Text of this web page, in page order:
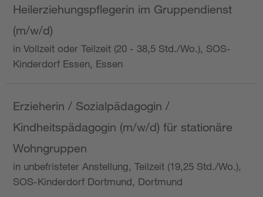
Heilerziehungspflegerin im Gruppendienst
(m/w/d)
in Vollzeit oder Teilzeit (20 - 38,5 Std./Wo.), SOS-
Kinderdorf Essen, Essen
Erzieherin / Sozialpädagogin /
Kindheitspädagogin (m/w/d) für stationäre
Wohngruppen
in unbefristeter Anstellung, Teilzeit (19,25 Std./Wo.),
SOS-Kinderdorf Dortmund, Dortmund